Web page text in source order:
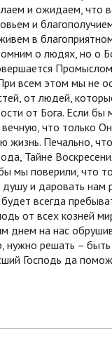
и ожидаем, что
и
в
о людях, но о
всем этом мы не
от людей,
от Бога. Если бы
что только
жизнь. Печально,
Тайне
мы поверили, что
и даровать нам
всегда
от всех козней
днем на нас
решать –
Господь да